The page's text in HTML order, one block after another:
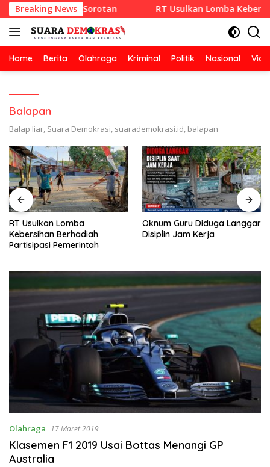
Langsung
ke
konten
Breaking News
SETIA Tuai Sorotan RT Usulkan Lomba
Home Berita Olahraga Kriminal Politik Nasional
Balapan
Balap liar, Suara Demokrasi, suarademokrasi.id, balapan
RT Usulkan Lomba
Kebersihan Berhadiah
Partisipasi Pemerintah
Oknum Guru Diduga Langgar
Disiplin Jam Kerja
Olahraga 17 Maret 2019
Klasemen F1 2019 Usai Bottas Menangi GP
Australia